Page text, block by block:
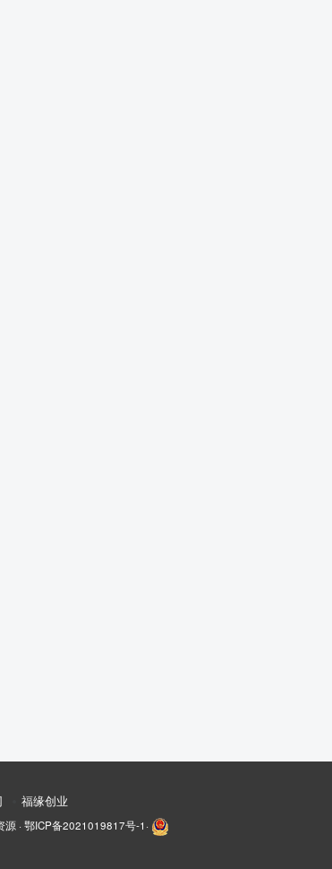
福缘创业
源 · 鄂ICP备2021019817号-1 ·